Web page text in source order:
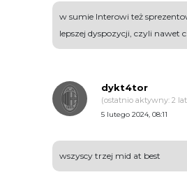
w sumie Interowi też
lepszej dyspozycji, czyli nawet
dykt4tor
(ostatnio aktywny: 2 lat
5 lutego 2024, 08:11
wszyscy trzej mid at best